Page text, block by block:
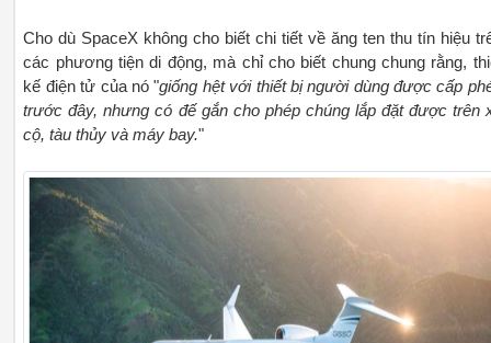
Cho dù SpaceX không cho biết chi tiết về ăng ten thu tín hiệu
các phương tiện di động, mà chỉ cho biết chung chung rằng,
kế điện tử của nó "giống hệt với thiết bị người dùng được cấp
trước đây, nhưng có đế gắn cho phép chúng lắp đặt được trên
cộ, tàu thủy và máy bay."